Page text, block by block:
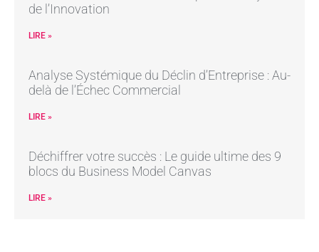
de l’Innovation
LIRE »
Analyse Systémique du Déclin d’Entreprise : Au-
delà de l’Échec Commercial
LIRE »
Déchiffrer votre succès : Le guide ultime des 9
blocs du Business Model Canvas
LIRE »